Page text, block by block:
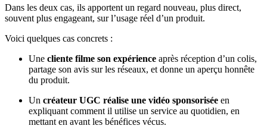
Dans les deux cas, ils apportent un regard nouveau, plus direct,
souvent plus engageant, sur l’usage réel d’un produit.
Voici quelques cas concrets :
Une cliente filme son expérience après réception d’un colis,
partage son avis sur les réseaux, et donne un aperçu honnête
du produit.
Un créateur UGC réalise une vidéo sponsorisée en
expliquant comment il utilise un service au quotidien, en
mettant en avant les bénéfices vécus.